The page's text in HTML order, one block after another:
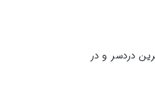
دردسر و در